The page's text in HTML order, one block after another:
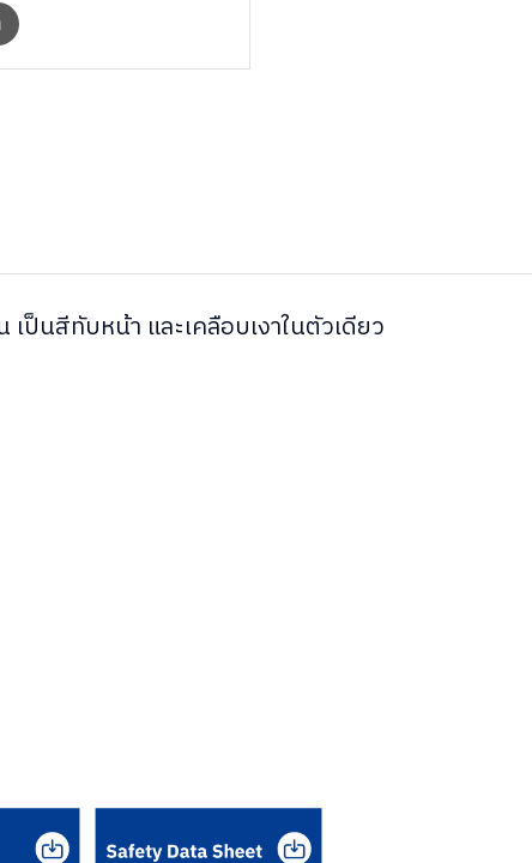
ป็นสีทับหน้า และเคลือบเงาในตัวเดียว